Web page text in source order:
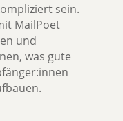
sein.
MailPoet
und
was gute